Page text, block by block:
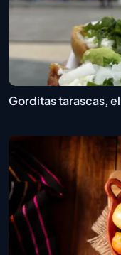
Gorditas tarascas,